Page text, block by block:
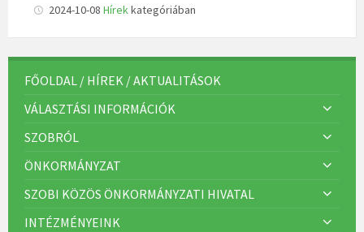
2024-10-08 Hírekkategóriában
FŐOLDAL / HÍREK / AKTUALITÁSOK
VÁLASZTÁSI INFORMÁCIÓK
SZOBRÓL
ÖNKORMÁNYZAT
SZOBI KÖZÖS ÖNKORMÁNYZATI HIVATAL
INTÉZMÉNYEINK